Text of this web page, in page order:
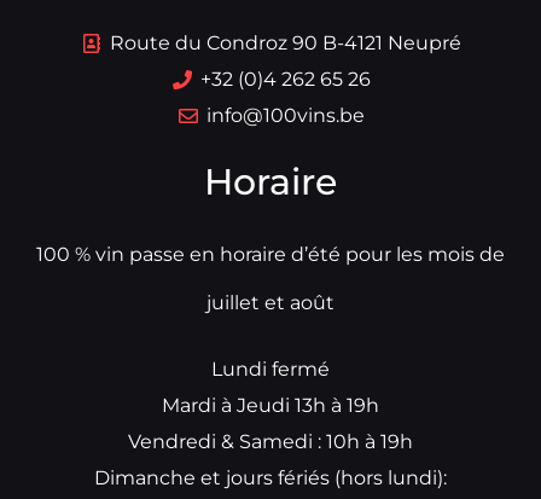
Route du Condroz 90 B-4121 Neupré
+32 (0)4 262 65 26
info@100vins.be
Horaire
100 % vin passe en horaire d’été pour les mois de
juillet et août
Lundi fermé
Mardi à Jeudi 13h à 19h
Vendredi & Samedi : 10h à 19h
Dimanche et jours fériés (hors lundi):